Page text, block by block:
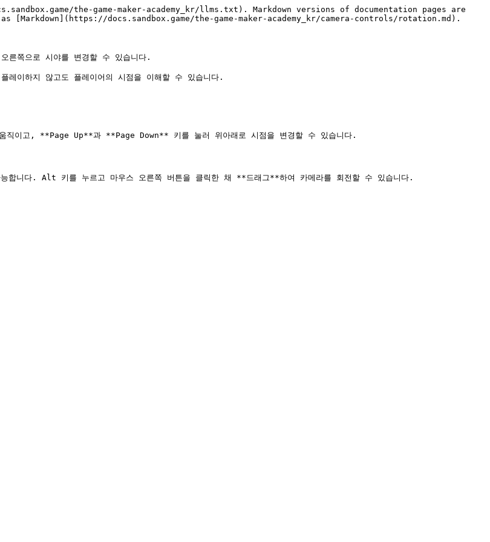
the-game-maker-academy_kr/llms.txt). Markdown versions of documentation pages are
docs.sandbox.game/the-game-maker-academy_kr/camera-controls/rotation.md).
른쪽으로 시야를 변경할 수 있습니다.
이하지 않고도 플레이어의 시점을 이해할 수 있습니다.
직이고, **Page Up**과 **Page Down** 키를 눌러 위아래로 시점을 변경할 수 있습니다.
니다. Alt 키를 누르고 마우스 오른쪽 버튼을 클릭한 채 **드래그**하여 카메라를 회전할 수 있습니다.